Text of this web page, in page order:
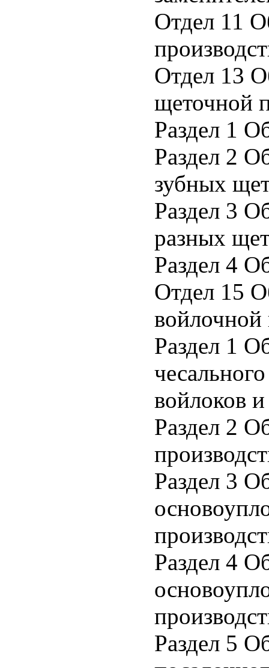
Отдел 11
Отдел 13
щеточной
Раздел 1
Раздел 2
зубных
Раздел 3
разных
Раздел 4
Отдел 15
Раздел 1
войлоков
Раздел 2
Раздел 3
Раздел 4
Раздел 5